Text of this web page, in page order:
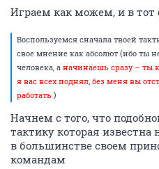
Играем как можем, и в
Воспользуемся сначала твоей
свое мнение как абсолют (ибо ты
человека, а начинаешь сразу – ты
я вас всех поднял, без меня вы
работать )
Начнем с того, что
тактику которая известна
в большинстве своем
командам